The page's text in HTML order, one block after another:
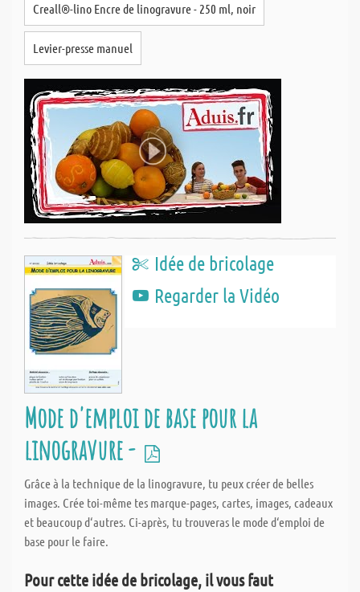
Creall®-lino Encre de linogravure - 250 ml, noir
Levier-presse manuel
Idée de bricolage
Regarder la Vidéo
Mode d'emploi de base pour la
linogravure -
Grâce à la technique de la linogravure, tu peux créer de belles
images. Crée toi-même tes marque-pages, cartes, images, cadeaux
et beaucoup d‘autres. Ci-après, tu trouveras le mode d‘emploi de
base pour le faire.
Pour cette idée de bricolage, il vous faut